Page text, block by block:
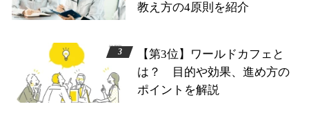
教え方の4原則を紹介
【第3位】ワールドカフェと
は？ 目的や効果、進め方の
ポイントを解説